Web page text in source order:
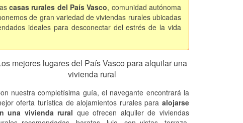
casas rurales del País Vasco, comunidad autónoma
de gran variedad de viviendas rurales ubicadas
ideales para desconectar del estrés de la vida
mejores lugares del País Vasco para alquilar una
vivienda rural
nuestra completísima guía, el navegante encontrará la
oferta turística de alojamientos rurales para alojarse
una vivienda rural que ofrecen alquiler de viviendas